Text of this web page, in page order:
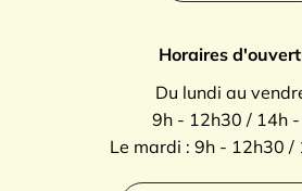
Horaires
Du lundi au
9h - 12h30 / 14h
Le mardi : 9h - 12h30 /